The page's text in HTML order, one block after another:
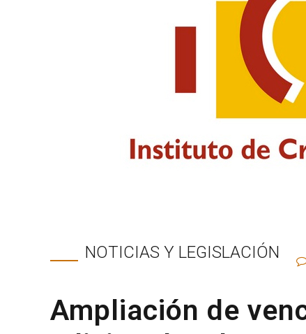
NOTICIAS Y LEGISLACIÓN
Ampliación de